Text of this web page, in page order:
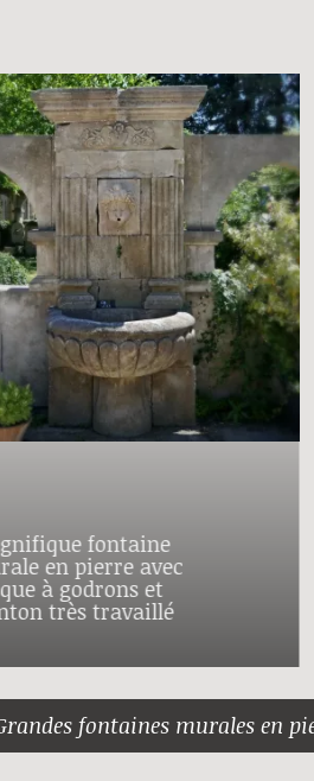
fontaine
en pierre avec
à godrons et
très travaillé
fontaines murales en